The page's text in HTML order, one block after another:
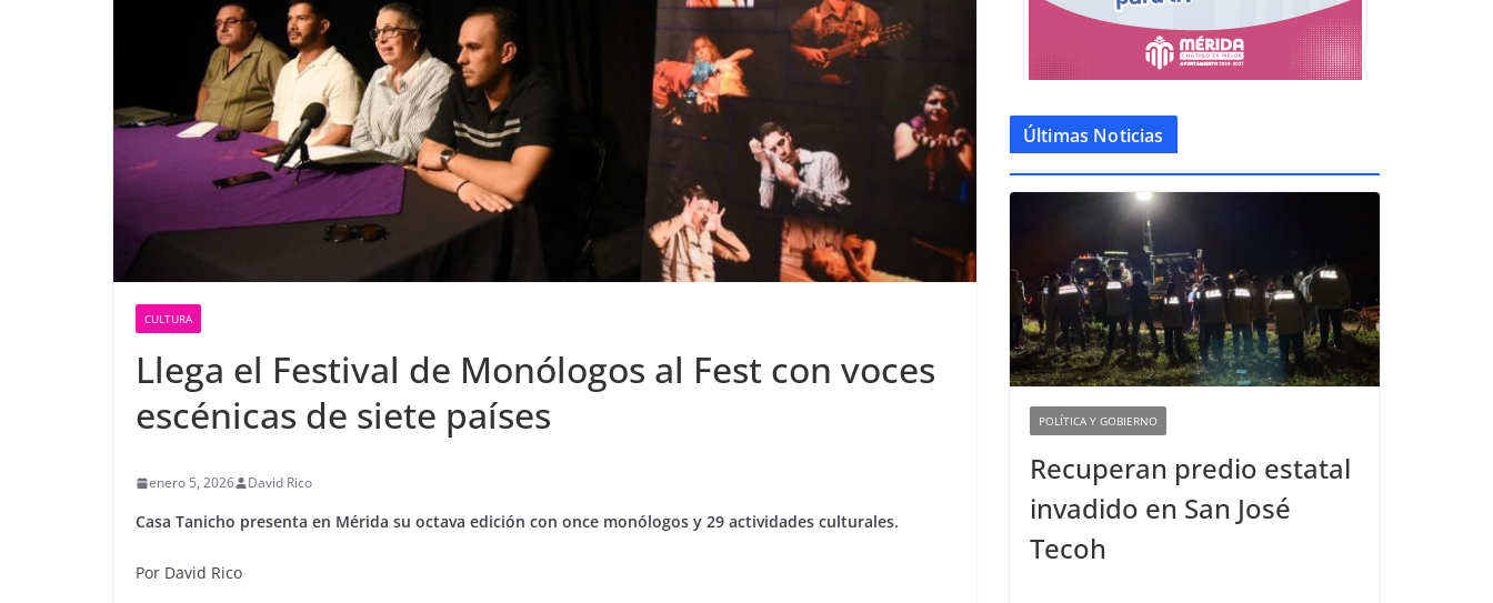
CULTURA
Llega el Festival de Monólogos al Fest con voces
escénicas de siete países
enero 5, 2026 David Rico
Casa Tanicho presenta en Mérida su octava edición con once monólogos y 29 actividades culturales.
Por David Rico
Últimas Noticias
POLÍTICA Y GOBIERNO
Recuperan predio estatal
invadido en San José
Tecoh